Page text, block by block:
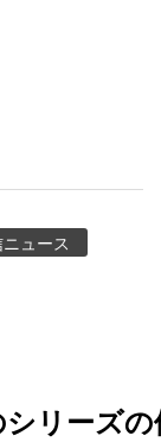
ュース
リーズ